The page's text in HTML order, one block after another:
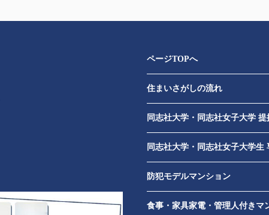
ページTOPへ
住まいさがしの流れ
同志社大学・同志社女子大学
同志社大学・同志社女子大学生
防犯モデルマンション
食事・家具家電・管理人付きマ